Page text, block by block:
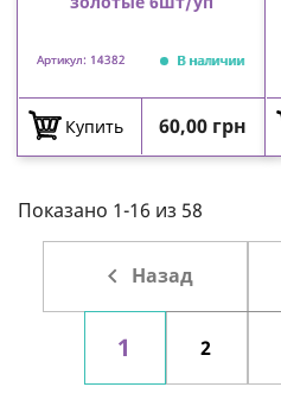
Артикул: 14382 В наличии
Купить Цена
60,00 грн
Показано 1-16 из 58
 Назад
1 2